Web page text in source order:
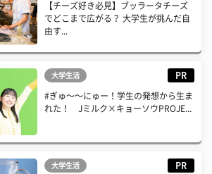
【チーズ好き必見】ブッラータチーズ
でどこまで広がる？ 大学生が挑んだ自
由す...
大学生活 PR
#ぎゅ〜〜にゅー！学生の発想から生ま
れた！ Jミルク×キョーソウPROJE...
大学生活 PR